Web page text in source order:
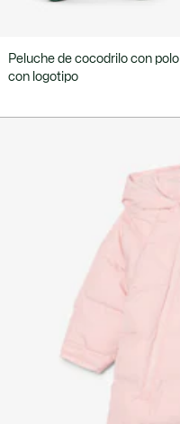
Peluche de cocodrilo con polo
con logotipo